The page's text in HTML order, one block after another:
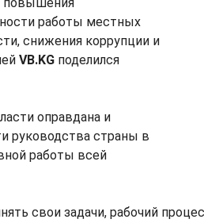
работы местных
снижения коррупции и
VB.KG поделился
оправдана и
руководства страны в
работы всей
свои задачи, рабочий